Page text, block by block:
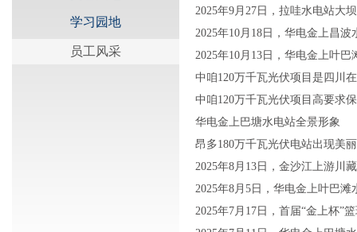
学习园地
员工风采
2025年9月27日，拉哇水电站大
2025年10月18日，华电金上昌
2025年10月13日，华电金上叶
中咱120万千瓦光伏项目是四川
中咱120万千瓦光伏项目高要求
华电金上巴塘水电站全景形象
昂多180万千瓦光伏电站出现美
2025年8月13日，金沙江上游川
2025年8月5日，华电金上叶巴
2025年7月17日，首届“金上杯”